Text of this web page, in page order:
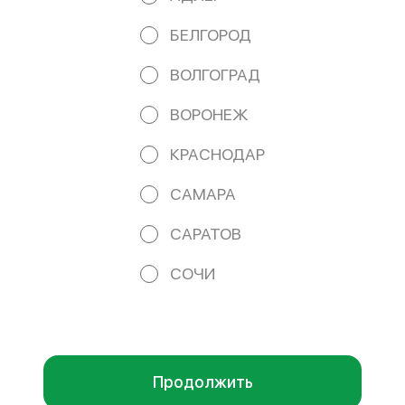
аналитических сервисов согласно нашейполитике
конфиденциальности
Работает на эффективном ядреFoodpicásso
ПОЛИТИКА КОНФИДЕНЦИАЛЬНОСТИ
БЕЛГОРОД
ВОЛГОГРАД
ВОРОНЕЖ
КРАСНОДАР
САМАРА
САРАТОВ
СОЧИ